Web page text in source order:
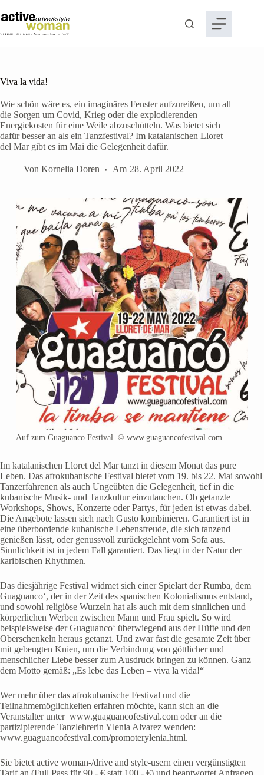
Inhalt
springen
Viva la vida!
Wie schön wäre es, ein imaginäres Fenster aufzureißen, um all
die Sorgen um Covid, Krieg oder die explodierenden
Energiekosten für eine Weile abzuschütteln. Was bietet sich
dafür besser an als ein Tanzfestival? Im katalanischen Lloret
del Mar gibt es im Mai die Gelegenheit dafür.
Von Kornelia Doren Am 28. April 2022
Auf zum Guaguanco Festival. © www.guaguancofestival.com
Im katalanischen Lloret del Mar tanzt in diesem Monat das pure
Leben. Das afrokubanische Festival bietet vom 19. bis 22. Mai sowohl
Tanzerfahrenen als auch Ungeübten die Gelegenheit, tief in die
kubanische Musik- und Tanzkultur einzutauchen. Ob getanzte
Workshops, Shows, Konzerte oder Partys, für jeden ist etwas dabei.
Die Angebote lassen sich nach Gusto kombinieren. Garantiert ist in
eine überbordende kubanische Lebensfreude, die sich tanzend
genießen lässt, oder genussvoll zurückgelehnt vom Sofa aus.
Sinnlichkeit ist in jedem Fall garantiert. Das liegt in der Natur der
karibischen Rhythmen.
Das diesjährige Festival widmet sich einer Spielart der Rumba, dem
Guaguanco‘, der in der Zeit des spanischen Kolonialismus entstand,
und sowohl religiöse Wurzeln hat als auch mit dem sinnlichen und
körperlichen Werben zwischen Mann und Frau spielt. So wird
beispielsweise der Guaguanco‘ überwiegend aus der Hüfte und den
Oberschenkeln heraus getanzt. Und zwar fast die gesamte Zeit über
mit gebeugten Knien, um die Verbindung von göttlicher und
menschlicher Liebe besser zum Ausdruck bringen zu können. Ganz
dem Motto gemäß: „Es lebe das Leben – viva la vida!“
Wer mehr über das afrokubanische Festival und die
Teilnahmemöglichkeiten erfahren möchte, kann sich an die
Veranstalter unter www.guaguancofestival.com oder an die
partizipierende Tanzlehrerin Ylenia Alvarez wenden:
www.guaguancofestival.com/promoterylenia.html.
Sie bietet active woman-/drive and style-usern einen vergünstigten